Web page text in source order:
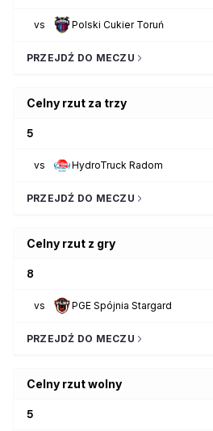
vs Polski Cukier Toruń
PRZEJDŹ DO MECZU
Celny rzut za trzy
5
vs HydroTruck Radom
PRZEJDŹ DO MECZU
Celny rzut z gry
8
vs PGE Spójnia Stargard
PRZEJDŹ DO MECZU
Celny rzut wolny
5